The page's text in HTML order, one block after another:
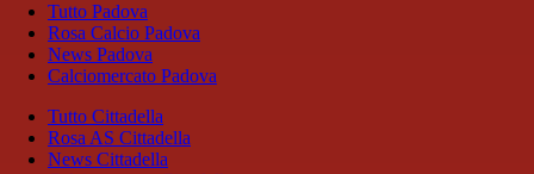
Tutto Padova
Rosa Calcio Padova
News Padova
Calciomercato Padova
Tutto Cittadella
Rosa AS Cittadella
News Cittadella